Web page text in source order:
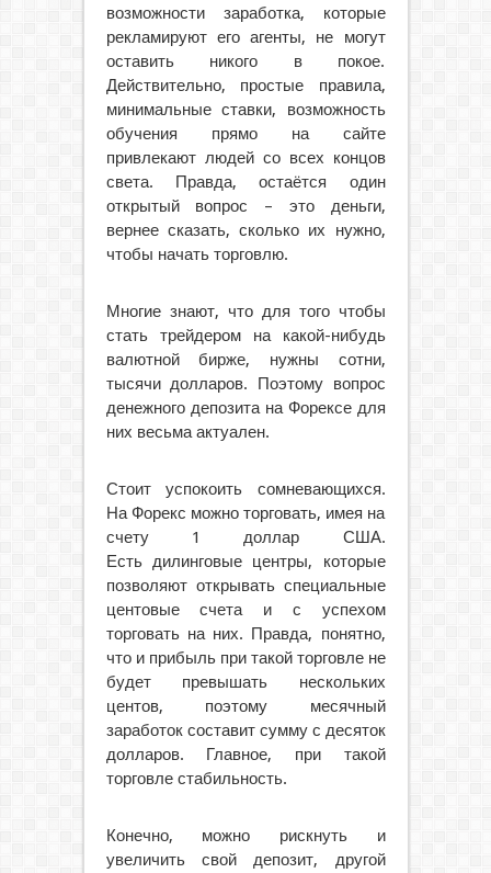
возможности заработка, которые
рекламируют его агенты, не могут
оставить никого в покое.
Действительно, простые правила,
минимальные ставки, возможность
обучения прямо на сайте
привлекают людей со всех концов
света. Правда, остаётся один
открытый вопрос – это деньги,
вернее сказать, сколько их нужно,
чтобы начать торговлю.
Многие знают, что для того чтобы
стать трейдером на какой-нибудь
валютной бирже, нужны сотни,
тысячи долларов. Поэтому вопрос
денежного депозита на Форексе для
них весьма актуален.
Стоит успокоить сомневающихся.
На Форекс можно торговать, имея на
счету 1 доллар США.
Есть дилинговые центры, которые
позволяют открывать специальные
центовые счета и с успехом
торговать на них. Правда, понятно,
что и прибыль при такой торговле не
будет превышать нескольких
центов, поэтому месячный
заработок составит сумму с десяток
долларов. Главное, при такой
торговле стабильность.
Конечно, можно рискнуть и
увеличить свой депозит, другой